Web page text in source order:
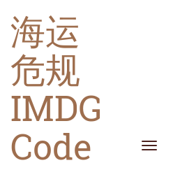
海运
危规
IMDG
Code